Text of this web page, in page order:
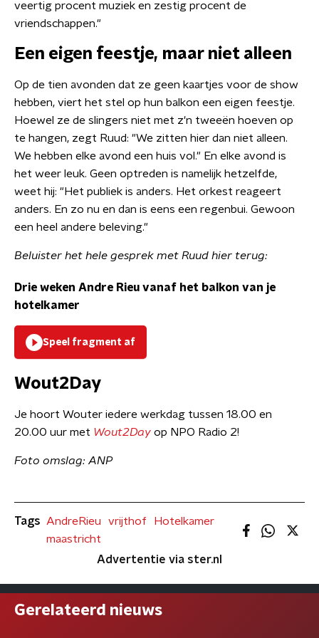
veertig procent muziek en zestig procent de
vriendschappen."
Een eigen feestje, maar niet alleen
Op de tien avonden dat ze geen kaartjes voor de show
hebben, viert het stel op hun balkon een eigen feestje.
Hoewel ze de slingers niet met z'n tweeën hoeven op
te hangen, zegt Ruud: "We zitten hier dan niet alleen.
We hebben elke avond een huis vol." En elke avond is
het weer leuk. Geen optreden is namelijk hetzelfde,
weet hij: "Het publiek is anders. Het orkest reageert
anders. En zo nu en dan is eens een regenbui. Gewoon
een heel andere beleving."
Beluister het hele gesprek met Ruud hier terug:
Drie weken Andre Rieu vanaf het balkon van je
hotelkamer
Speel fragment af
Wout2Day
Je hoort Wouter iedere werkdag tussen 18.00 en
20.00 uur met Wout2Day op NPO Radio 2!
Foto omslag: ANP
Tags AndreRieu vrijthof
Hotelkamer
maastricht
Advertentie via ster.nl
Gerelateerd nieuws